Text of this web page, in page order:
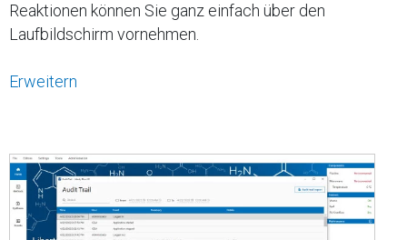
Reaktionen können Sie ganz einfach über den
Laufbildschirm vornehmen.
Erweitern